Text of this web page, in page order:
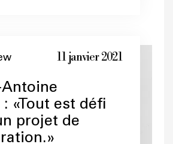
11 janvier 2021
«Tout est défi
projet de